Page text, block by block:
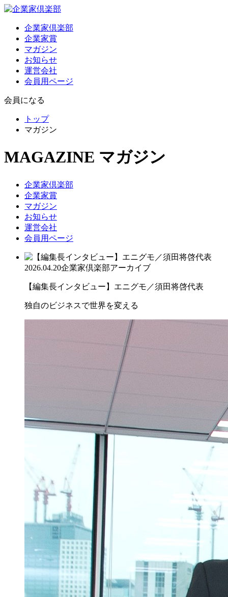
企業家倶楽部
企業家賞
マガジン
お知らせ
運営会社
会員用ページ
会員になる
トップ
マガジン
MAGAZINE マガジン
企業家倶楽部
企業家賞
マガジン
お知らせ
運営会社
会員用ページ
2026.04.20企業家倶楽部アーカイブ
【編集長インタビュー】エニグモ／須田将啓代表
独自のビジネスで世界を変える